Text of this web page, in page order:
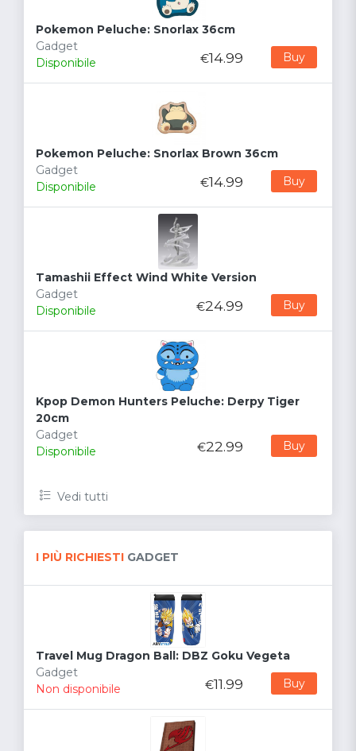
Pokemon Peluche: Snorlax 36cm
Gadget
Disponibile
€14.99 Buy
Pokemon Peluche: Snorlax Brown 36cm
Gadget
Disponibile
€14.99 Buy
Tamashii Effect Wind White Version
Gadget
Disponibile
€24.99 Buy
Kpop Demon Hunters Peluche: Derpy Tiger
20cm
Gadget
Disponibile
€22.99 Buy
Vedi tutti
I PIÙ RICHIESTI GADGET
Travel Mug Dragon Ball: DBZ Goku Vegeta
Gadget
Non disponibile
€11.99 Buy